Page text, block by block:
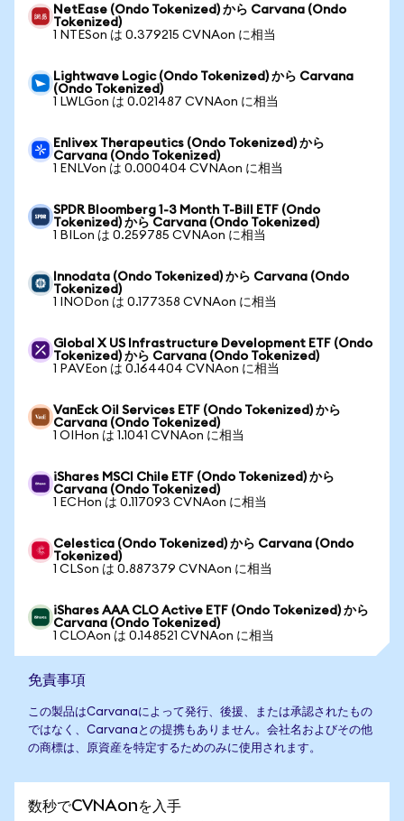
NetEase (Ondo Tokenized) から Carvana (Ondo
Tokenized)
1 NTESon は 0.379215 CVNAon に相当
Lightwave Logic (Ondo Tokenized) から Carvana
(Ondo Tokenized)
1 LWLGon は 0.021487 CVNAon に相当
Enlivex Therapeutics (Ondo Tokenized) から
Carvana (Ondo Tokenized)
1 ENLVon は 0.000404 CVNAon に相当
SPDR Bloomberg 1-3 Month T-Bill ETF (Ondo
Tokenized) から Carvana (Ondo Tokenized)
1 BILon は 0.259785 CVNAon に相当
Innodata (Ondo Tokenized) から Carvana (Ondo
Tokenized)
1 INODon は 0.177358 CVNAon に相当
Global X US Infrastructure Development ETF (Ondo
Tokenized) から Carvana (Ondo Tokenized)
1 PAVEon は 0.164404 CVNAon に相当
VanEck Oil Services ETF (Ondo Tokenized) から
Carvana (Ondo Tokenized)
1 OIHon は 1.1041 CVNAon に相当
iShares MSCI Chile ETF (Ondo Tokenized) から
Carvana (Ondo Tokenized)
1 ECHon は 0.117093 CVNAon に相当
Celestica (Ondo Tokenized) から Carvana (Ondo
Tokenized)
1 CLSon は 0.887379 CVNAon に相当
iShares AAA CLO Active ETF (Ondo Tokenized) から
Carvana (Ondo Tokenized)
1 CLOAon は 0.148521 CVNAon に相当
免責事項
この製品はCarvanaによって発行、後援、または承認されたもの
ではなく、Carvanaとの提携もありません。会社名およびその他
の商標は、原資産を特定するためのみに使用されます。
数秒でCVNAonを入手